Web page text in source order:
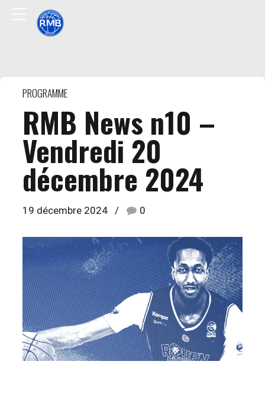
PROGRAMME
RMB News n10 –
Vendredi 20
décembre 2024
19 décembre 2024 0